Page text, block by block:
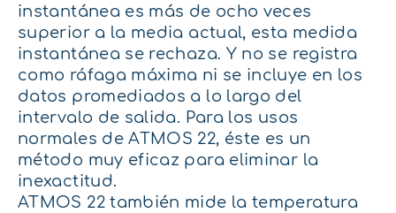
instantánea es más de ocho veces
superior a la media actual, esta medida
instantánea se rechaza. Y no se registra
como ráfaga máxima ni se incluye en los
datos promediados a lo largo del
intervalo de salida. Para los usos
normales de ATMOS 22, éste es un
método muy eficaz para eliminar la
inexactitud.
ATMOS 22 también mide la temperatura